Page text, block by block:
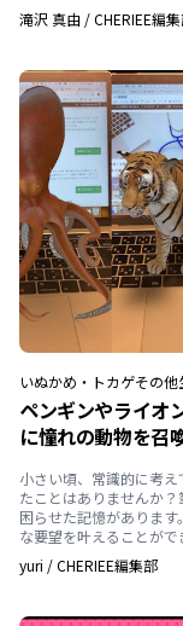
滝沢 真由 /CHERIEE編
いぬかめ・トカゲその他
ペンギンやライオ
に憧れの動物を召
小さい頃、常識的に考
たことはありませんか
困らせた記憶がありま
な要望を叶えることがで
yuri /CHERIEE編集部